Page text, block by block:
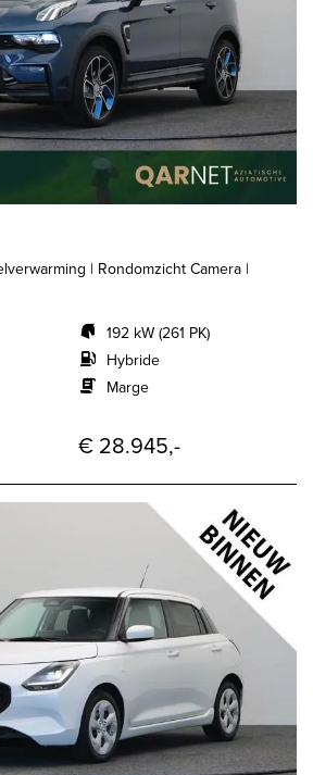
| Rondomzicht Camera |
192 kW (261 PK)
Hybride
Marge
€ 28.945,-